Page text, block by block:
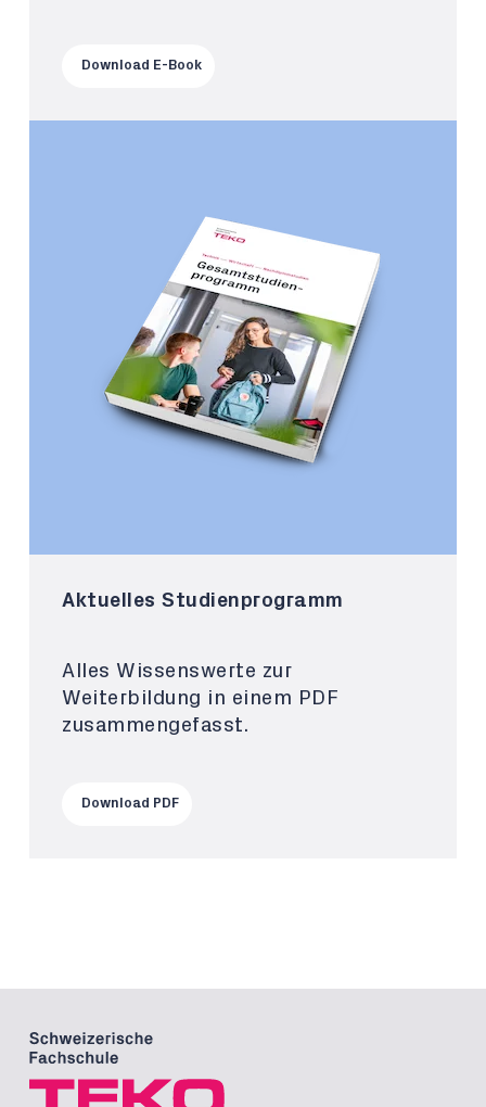
Download E-Book
Aktuelles Studienprogramm
Alles Wissenswerte zur
Weiterbildung in einem PDF
zusammengefasst.
Download PDF